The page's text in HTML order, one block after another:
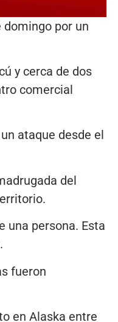
domingo por un
y cerca de dos
comercial
ataque desde el
del
una persona. Esta
fueron
en Alaska entre